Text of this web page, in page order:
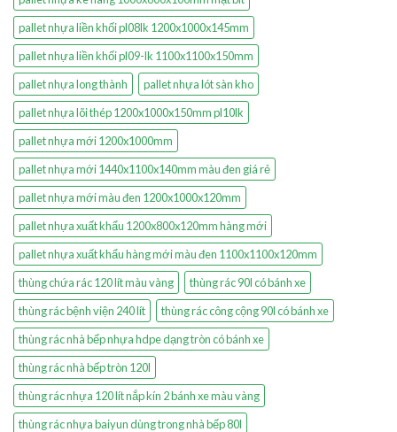
pallet nhựa liền khối pl08lk 1200x1000x145mm
pallet nhựa liền khối pl09-lk 1100x1100x150mm
pallet nhựa long thành
pallet nhựa lót sàn kho
pallet nhựa lõi thép 1200x1000x150mm pl10lk
pallet nhựa mới 1200x1000mm
pallet nhựa mới 1440x1100x140mm màu đen giá rẻ
pallet nhựa mới màu đen 1200x1000x120mm
pallet nhựa xuất khẩu 1200x800x120mm hàng mới
pallet nhựa xuất khẩu hàng mới màu đen 1100x1100x120mm
thùng chứa rác 120 lít màu vàng
thùng rác 90l có bánh xe
thùng rác bệnh viện 240 lít
thùng rác công cộng 90l có bánh xe
thùng rác nhà bếp nhựa hdpe dạng tròn có bánh xe
thùng rác nhà bếp tròn 120l
thùng rác nhựa 120 lít nắp kín 2 bánh xe màu vàng
thùng rác nhựa baiyun dùng trong nhà bếp 80l